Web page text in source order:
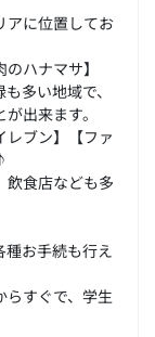
アに位置してお
ハナマサ】
多い地域で、
出来ます。
レブン】【ファ
飲食店なども多
お手続も行え
らすぐで、学生